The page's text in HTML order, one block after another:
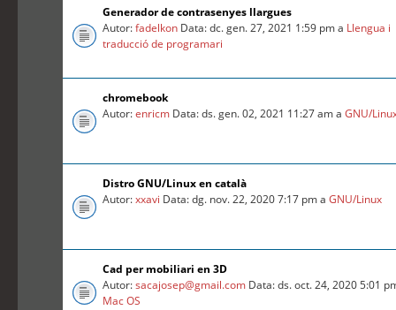
Generador de contrasenyes llargues
Autor:fadelkon Data: dc. gen. 27, 2021 1:59 pm a Llengua i
traducció de programari
chromebook
Autor:enricm Data: ds. gen. 02, 2021 11:27 am aGNU/
Distro GNU/Linux en català
Autor:xxavi Data: dg. nov. 22, 2020 7:17 pm aGNU/Linux
Cad per mobiliari en 3D
Autor:sacajosep@gmail.com Data: ds. oct. 24, 2020 5:01
Mac OS